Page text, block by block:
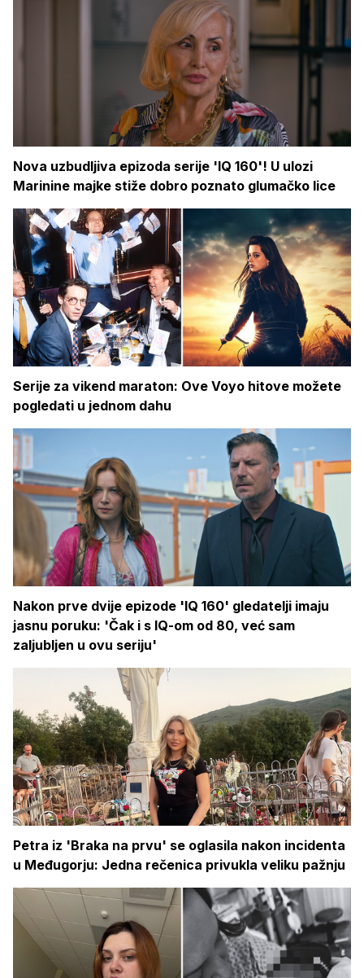
Nova uzbudljiva epizoda serije 'IQ 160'! U ulozi
Marinine majke stiže dobro poznato glumačko lice
Serije za vikend maraton: Ove Voyo hitove možete
pogledati u jednom dahu
Nakon prve dvije epizode 'IQ 160' gledatelji imaju
jasnu poruku: 'Čak i s IQ-om od 80, već sam
zaljubljen u ovu seriju'
Petra iz 'Braka na prvu' se oglasila nakon incidenta
u Međugorju: Jedna rečenica privukla veliku pažnju